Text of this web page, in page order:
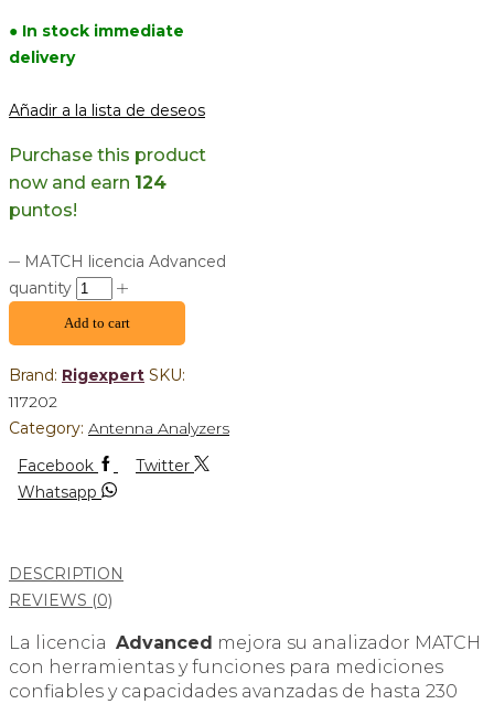
● In stock immediate
delivery
Añadir a la lista de deseos
Purchase this product
now and earn 124
puntos!
MATCH licencia Advanced
quantity
Add to cart
Brand: Rigexpert SKU:
117202
Category: Antenna Analyzers
Facebook
Twitter
Whatsapp
DESCRIPTION
REVIEWS (0)
La licencia Advanced mejora su analizador MATCH
con herramientas y funciones para mediciones
confiables y capacidades avanzadas de hasta 230